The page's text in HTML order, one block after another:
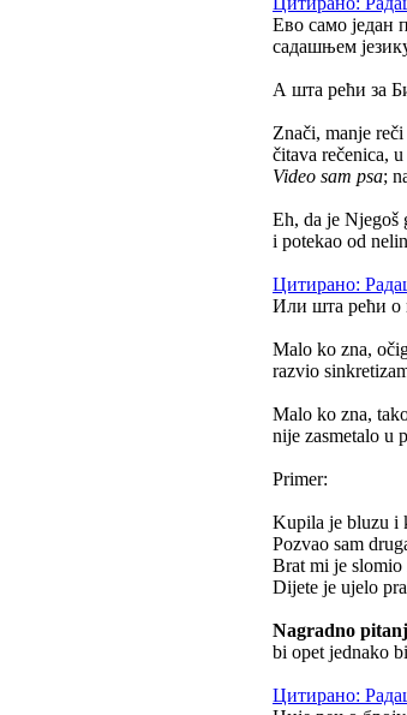
Ево само један
садашњем
А шта рећи за
Znači, manje
čitava rečenica,
Video sam psa;
Eh, da je Njegoš
i potekao od
Цитирано:
Или шта рећи о
Malo ko zna,
razvio
Malo ko zna,
nije zasmetalo u
Primer:
Kupila je bluzu i
Pozvao sam
Brat mi je
Dijete je ujelo
Nagradno
bi opet jednako
Цитирано: